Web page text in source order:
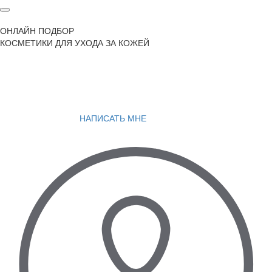
ОНЛАЙН ПОДБОР
КОСМЕТИКИ ДЛЯ УХОДА ЗА КОЖЕЙ
НАПИСАТЬ МНЕ